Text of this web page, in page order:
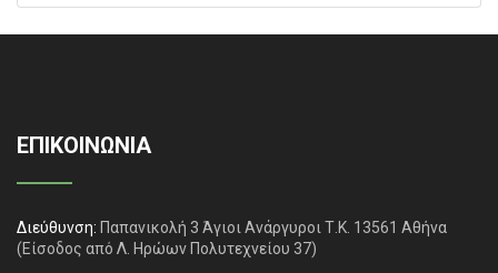
ΕΠΙΚΟΙΝΩΝΙΑ
Διεύθυνση: Παπανικολή 3 Άγιοι Ανάργυροι Τ.Κ. 13561 Αθήνα
(Είσοδος από Λ. Ηρώων Πολυτεχνείου 37)